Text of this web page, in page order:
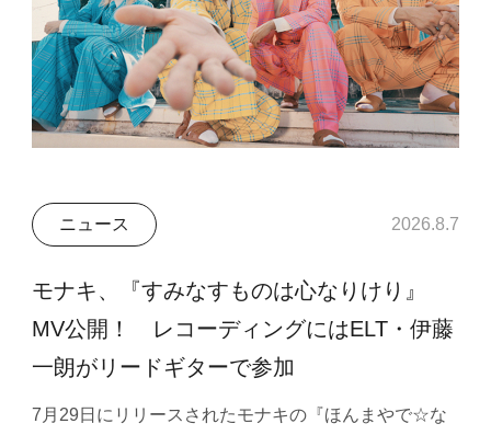
ニュース 2026.8.7
モナキ、『すみなすものは心なりけり』
MV公開！ レコーディングにはELT・伊藤
一朗がリードギターで参加
7月29日にリリースされたモナキの『ほんまやで☆な